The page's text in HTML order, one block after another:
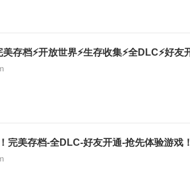
完美存档-全DLC-好友开通-抢先体验游戏！